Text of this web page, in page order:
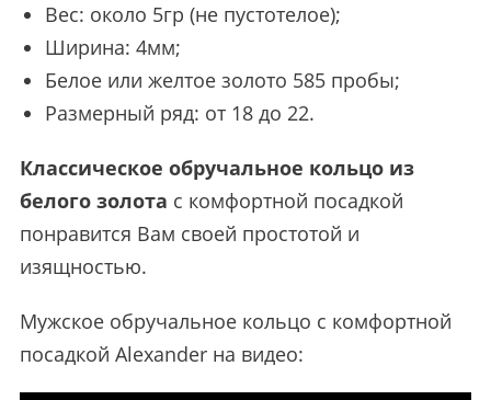
Вес: около 5гр (не пустотелое);
Ширина: 4мм;
Белое или желтое золото 585 пробы;
Размерный ряд: от 18 до 22.
Классическое обручальное кольцо из
белого золота с комфортной посадкой
понравится Вам своей простотой и
изящностью.
Мужское обручальное кольцо с комфортной
посадкой Alexander на видео: